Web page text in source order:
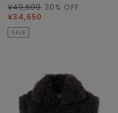
¥49,500 30 % OFF
¥34,650
SALE